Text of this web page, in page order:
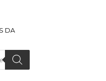
DA